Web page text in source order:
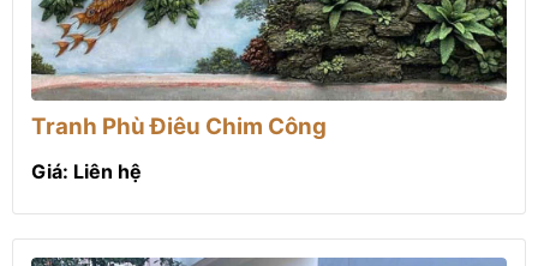
Tranh Phù Điêu Chim Công
Giá: Liên hệ